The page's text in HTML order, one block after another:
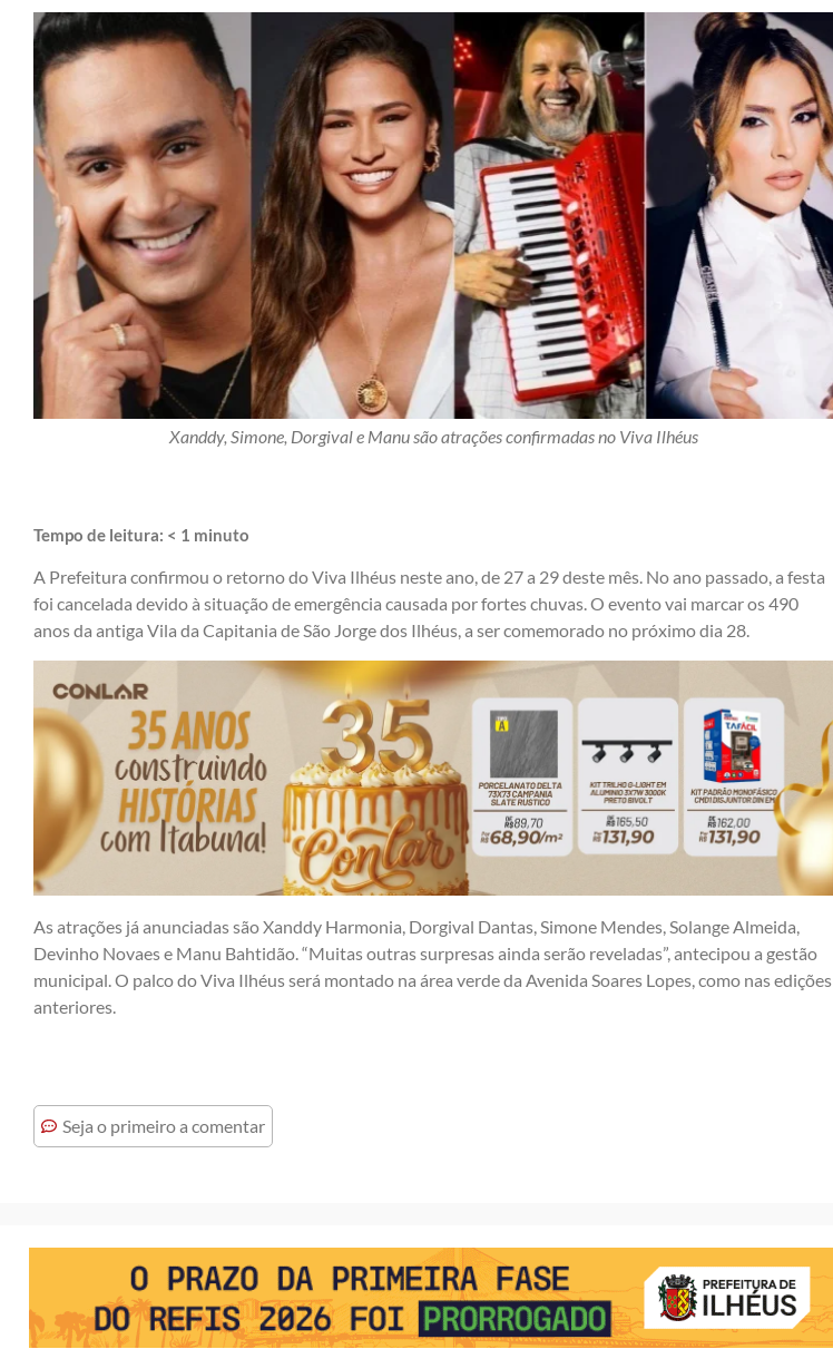
Xanddy, Simone, Dorgival e Manu são atrações confirmadas no Viva Ilhéus
Tempo de leitura: < 1 minuto
A Prefeitura confirmou o retorno do Viva Ilhéus neste ano, de 27 a 29 deste mês. No ano passado, a festa
foi cancelada devido à situação de emergência causada por fortes chuvas. O evento vai marcar os 490
anos da antiga Vila da Capitania de São Jorge dos Ilhéus, a ser comemorado no próximo dia 28.
As atrações já anunciadas são Xanddy Harmonia, Dorgival Dantas, Simone Mendes, Solange Almeida,
Devinho Novaes e Manu Bahtidão. “Muitas outras surpresas ainda serão reveladas”, antecipou a gestão
municipal. O palco do Viva Ilhéus será montado na área verde da Avenida Soares Lopes, como nas edições
anteriores.
Seja o primeiro a comentar